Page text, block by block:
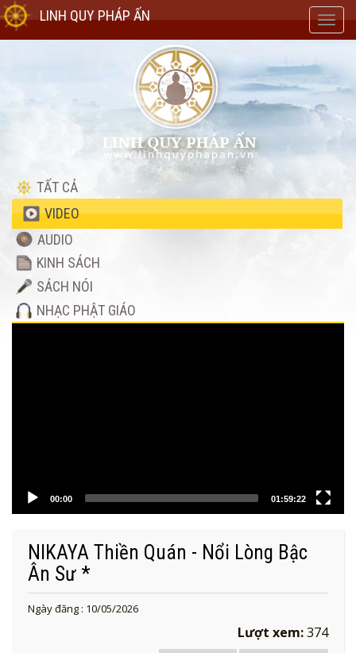
LINH QUY PHÁP ẤN
TẤT CẢ
VIDEO
AUDIO
KINH SÁCH
SÁCH NÓI
NHẠC PHẬT GIÁO
00:00 01:59:22
NIKAYA Thiền Quán - Nổi Lòng Bậc
Ân Sư *
Ngày đăng : 10/05/2026
Lượt xem:374